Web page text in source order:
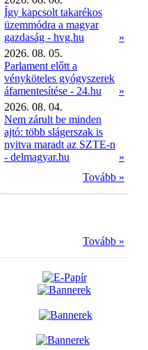
Így kapcsolt takarékos
üzemmódra a magyar
gazdaság - hvg.hu
»
2026. 08. 05.
Parlament előtt a
vényköteles gyógyszerek
áfamentesítése - 24.hu
»
2026. 08. 04.
Nem zárult be minden
ajtó: több slágerszak is
nyitva maradt az SZTE-n
- delmagyar.hu
»
Tovább »
Tovább »